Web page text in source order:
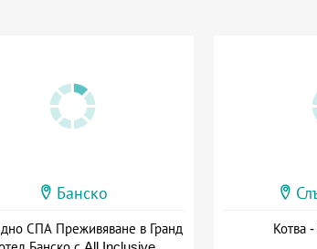
Банско
СПА Преживяване в Гранд
Котва